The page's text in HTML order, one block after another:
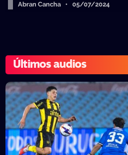
Abran Cancha • 05/07/2024
Últimos audios